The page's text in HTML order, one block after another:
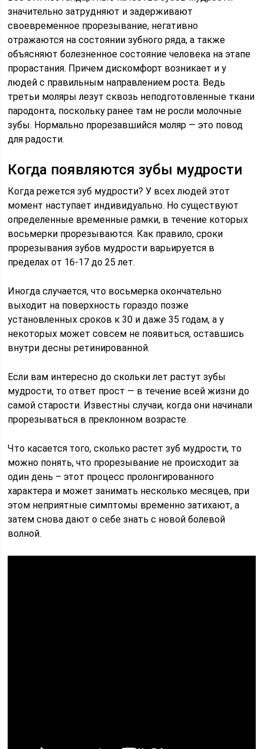
значительно затрудняют и задерживают
своевременное прорезывание, негативно
отражаются на состоянии зубного ряда, а также
объясняют болезненное состояние человека на этапе
прорастания. Причем дискомфорт возникает и у
людей с правильным направлением роста. Ведь
третьи моляры лезут сквозь неподготовленные ткани
пародонта, поскольку ранее там не росли молочные
зубы. Нормально прорезавшийся моляр — это повод
для радости.
Когда появляются зубы мудрости
Когда режется зуб мудрости? У всех людей этот
момент наступает индивидуально. Но существуют
определенные временные рамки, в течение которых
восьмерки прорезываются. Как правило, сроки
прорезывания зубов мудрости варьируется в
пределах от 16-17 до 25 лет.
Иногда случается, что восьмерка окончательно
выходит на поверхность гораздо позже
установленных сроков к 30 и даже 35 годам, а у
некоторых может совсем не появиться, оставшись
внутри десны ретинированной.
Если вам интересно до скольки лет растут зубы
мудрости, то ответ прост — в течение всей жизни до
самой старости. Известны случаи, когда они начинали
прорезываться в преклонном возрасте.
Что касается того, сколько растет зуб мудрости, то
можно понять, что прорезывание не происходит за
один день – этот процесс пролонгированного
характера и может занимать несколько месяцев, при
этом неприятные симптомы временно затихают, а
затем снова дают о себе знать с новой болевой
волной.